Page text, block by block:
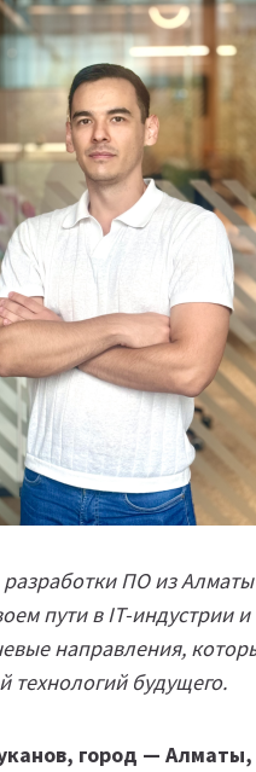
ПО из Алматы
пути в IT-индустрии и
направления,
технологий будущего.
город — Алматы,